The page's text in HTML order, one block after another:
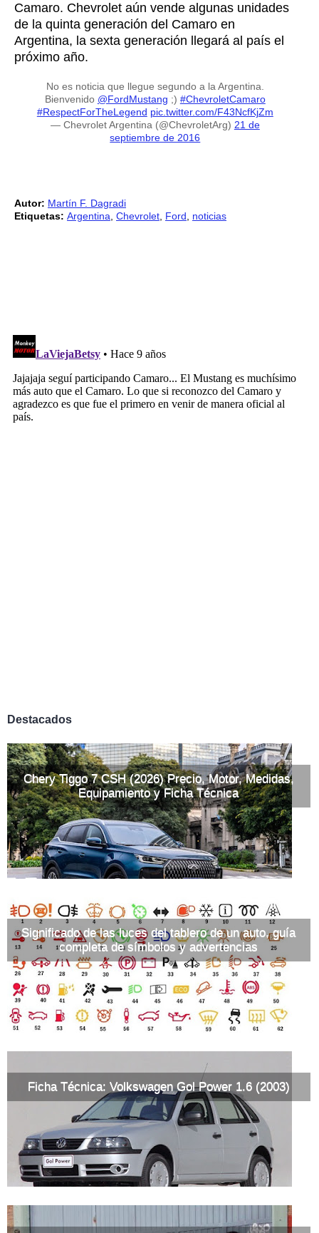
Camaro. Chevrolet aún vende algunas unidades
de la quinta generación del Camaro en
Argentina, la sexta generación llegará al país el
próximo año.
No es noticia que llegue segundo a la Argentina.
Bienvenido @FordMustang ;) #ChevroletCamaro
#RespectForTheLegend pic.twitter.com/F43NcfKjZm
— Chevrolet Argentina (@ChevroletArg) 21 de
septiembre de 2016
Autor: Martín F. Dagradi
Etiquetas: Argentina, Chevrolet, Ford, noticias
Destacados
Chery Tiggo 7 CSH (2026) Precio, Motor, Medidas,
Equipamiento y Ficha Técnica
Significado de las luces del tablero de un auto, guía
completa de símbolos y advertencias
Ficha Técnica: Volkswagen Gol Power 1.6 (2003)